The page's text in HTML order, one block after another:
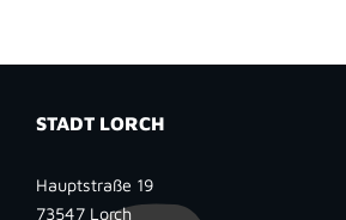
STADT LORCH
Hauptstraße 19
73547 Lorch